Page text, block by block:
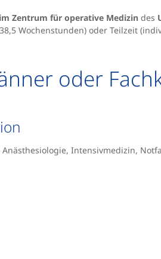
oder
Intensivmedizin,
Zentrum für operative Medizin des
Wochenstunden) oder Teilzeit